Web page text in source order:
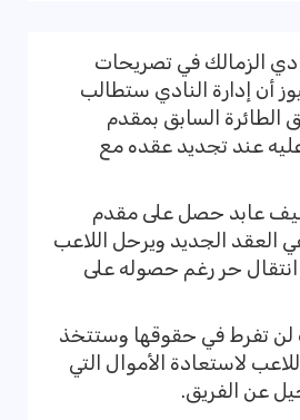
الزمالك في تصريحات
أن إدارة النادي ستطالب
السابق بمقدم
عند تجديد عقده مع
عابد حصل على مقدم
العقد الجديد ويرحل اللاعب
انتقال حر رغم حصوله على
لن تفرط في حقوقها وستتخذ
لاستعادة الأموال التي
عن الفريق.